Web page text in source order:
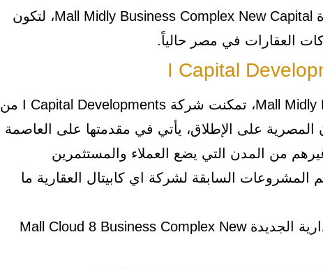
ميدلي بيزنس كومبلكس العاصمة الإدارية الجديدة Mall Midly Business Complex New Capital، لتكون
العقارات في مصر حالياً.
بجانب مشروع Mall Midly Business Complex New Capital، تمكنت شركة I Capital Developments من
على الإطلاق، يأتي في مقدمتها على العاصمة
من المدن التي يضع العملاء والمستثمرين
السابقة لشركة اي كابيتال العقارية ما
مول كلاود 8 بيزنس كومبليكس العاصمة الإدارية الجديدة Mall Cloud 8 Business Complex New